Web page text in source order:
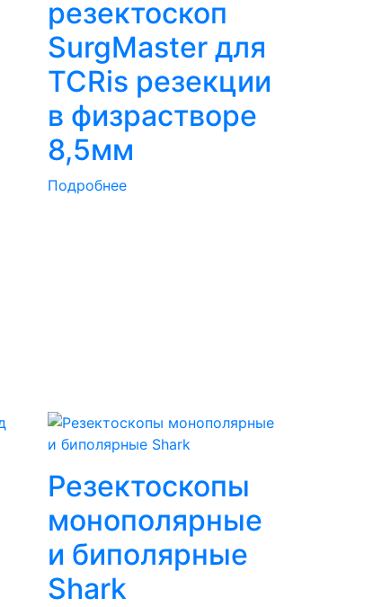
резектоскоп
SurgMaster для
TCRis резекции
в физрастворе
8,5мм
Подробнее
Резектоскопы
монополярные
и биполярные
Shark